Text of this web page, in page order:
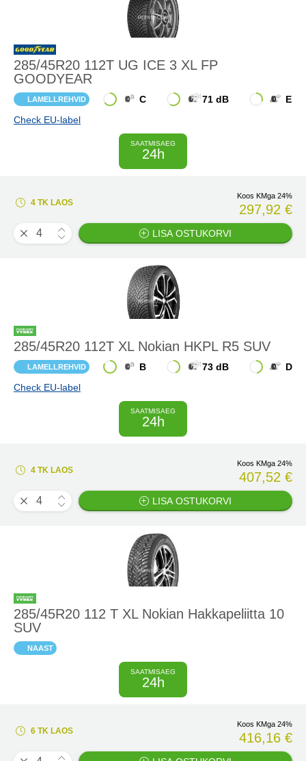
285/45R20 112T UG ICE 3 XL FP
GOODYEAR
LAMELLREHVID C 71 dB
E
Check EU-label
SAATMISAEG
24h
4 TK LAOS
Koos KMga 24%
297,92 €
LISA OSTUKORVI
285/45R20 112T XL Nokian HKPL R5 SUV
LAMELLREHVID B 73 dB
D
Check EU-label
SAATMISAEG
24h
4 TK LAOS
Koos KMga 24%
407,52 €
LISA OSTUKORVI
285/45R20 112 T XL Nokian Hakkapeliitta 10
SUV
NAAST
SAATMISAEG
24h
6 TK LAOS
Koos KMga 24%
416,16 €